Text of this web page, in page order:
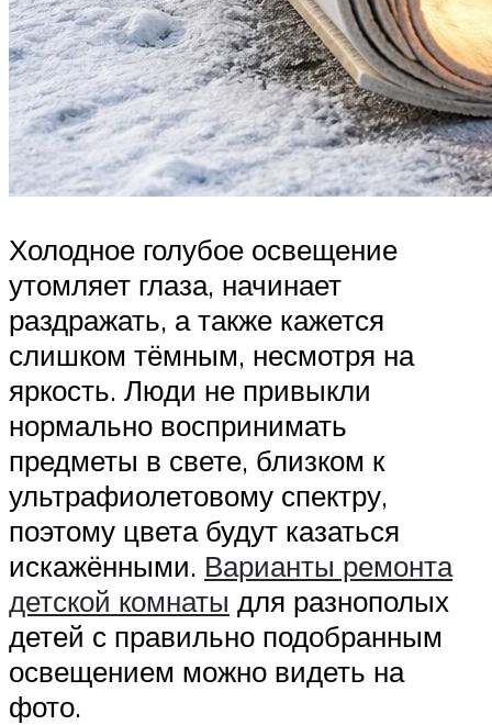
Холодное голубое освещение
утомляет глаза, начинает
раздражать, а также кажется
слишком тёмным, несмотря на
яркость. Люди не привыкли
нормально воспринимать
предметы в свете, близком к
ультрафиолетовому спектру,
поэтому цвета будут казаться
искажёнными. Варианты ремонта
детской комнаты для разнополых
детей с правильно подобранным
освещением можно видеть на
фото.